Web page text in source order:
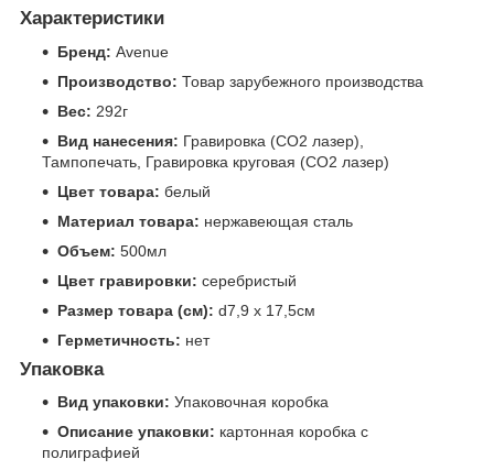
Характеристики
Бренд: Avenue
Производство: Товар зарубежного производства
Вес: 292г
Вид нанесения: Гравировка (CO2 лазер),
Тампопечать, Гравировка круговая (CO2 лазер)
Цвет товара: белый
Материал товара: нержавеющая сталь
Объем: 500мл
Цвет гравировки: серебристый
Размер товара (см): d7,9 х 17,5см
Герметичность: нет
Упаковка
Вид упаковки: Упаковочная коробка
Описание упаковки: картонная коробка с
полиграфией